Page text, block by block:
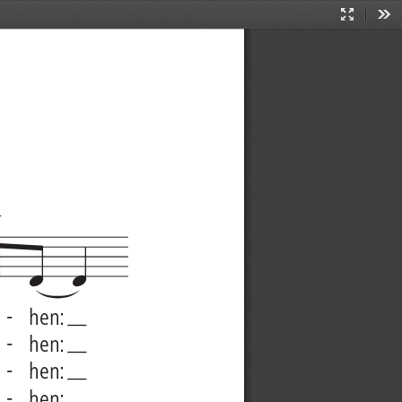


hen:
hen:
hen: